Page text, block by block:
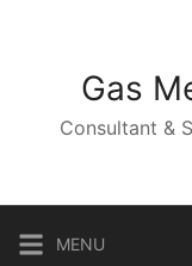
Gas
Consultant &
MENU